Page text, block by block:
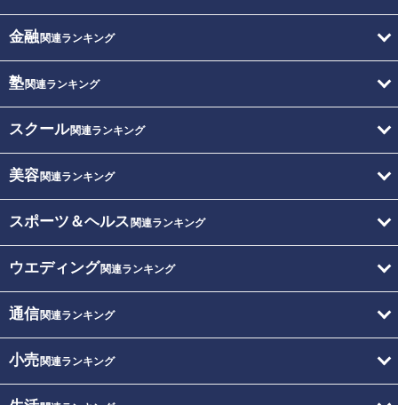
金融関連ランキング
塾関連ランキング
スクール関連ランキング
美容関連ランキング
スポーツ＆ヘルス 関連ランキング
ウエディング関連ランキング
通信関連ランキング
小売関連ランキング